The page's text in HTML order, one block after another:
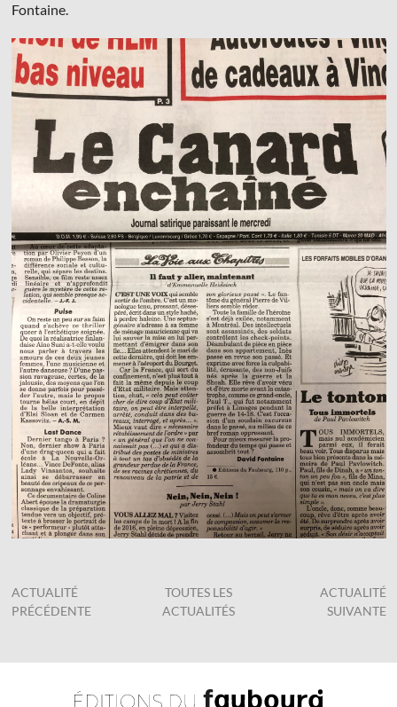
© Les Éditions du Faubourg 2026
42 rue Planchat 75020 Paris
Fondatrice :Sophie Caillat
CGV•Mentions légales•Politique de confidentialité
Fontaine.
ACTUALITÉ
PRÉCÉDENTE
TOUTES LES
ACTUALITÉS
ACTUALITÉ
SUIVANTE